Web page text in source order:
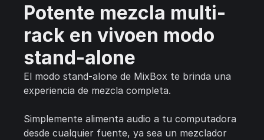
Potente mezcla multi-
rack en vivoen modo
stand-alone
El modo stand-alone de MixBox te brinda una
experiencia de mezcla completa.
Simplemente alimenta audio a tu computadora
desde cualquier fuente, ya sea un mezclador